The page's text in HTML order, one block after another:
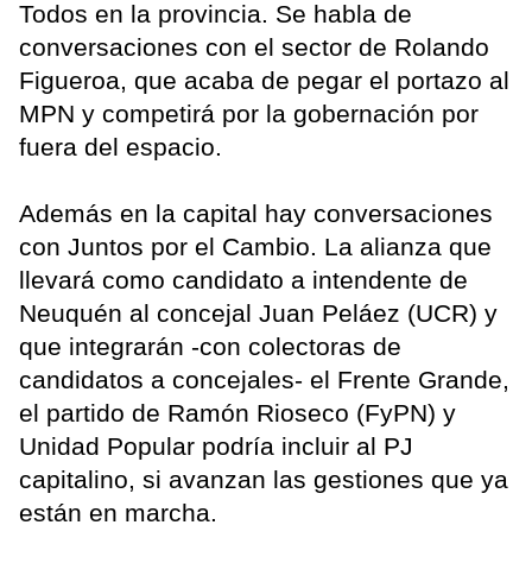
Todos en la provincia. Se habla de
conversaciones con el sector de Rolando
Figueroa, que acaba de pegar el portazo al
MPN y competirá por la gobernación por
fuera del espacio.
Además en la capital hay conversaciones
con Juntos por el Cambio. La alianza que
llevará como candidato a intendente de
Neuquén al concejal Juan Peláez (UCR) y
que integrarán -con colectoras de
candidatos a concejales- el Frente Grande,
el partido de Ramón Rioseco (FyPN) y
Unidad Popular podría incluir al PJ
capitalino, si avanzan las gestiones que ya
están en marcha.